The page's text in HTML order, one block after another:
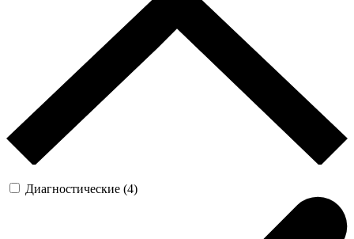
Диагностические (4)